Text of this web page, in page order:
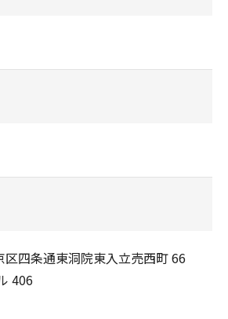
四条通東洞院東入立売西町 66
406